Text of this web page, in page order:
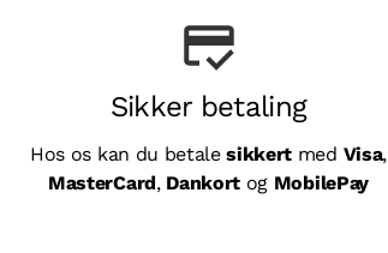
Sikker betaling
Hos os kan du betalesikkert med Visa,
MasterCard, Dankort og MobilePay